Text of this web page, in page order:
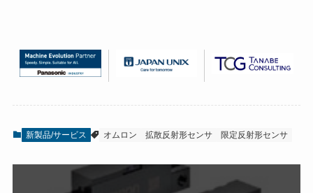
新製品/サービス オムロン 拡散反射形センサ 限定反射形センサ